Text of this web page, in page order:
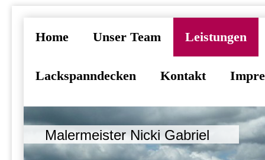
Home Unser Team Leistungen
Lackspanndecken Kontakt
Malermeister Nicki Gabriel